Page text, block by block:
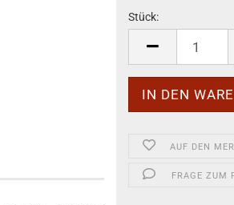
Stück:
Stück
AUF DEN
FRAGE ZUM